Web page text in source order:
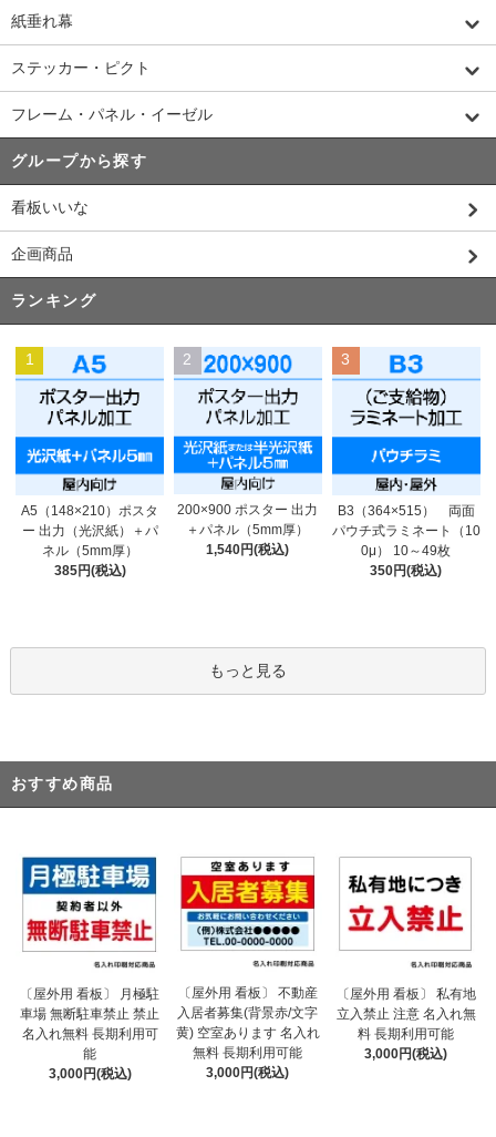
紙垂れ幕
ステッカー・ピクト
フレーム・パネル・イーゼル
グループから探す
看板いいな
企画商品
ランキング
1
A5（148×210）ポスタ
ー 出力（光沢紙）＋パ
ネル（5mm厚）
385円(税込)
2
200×900 ポスター 出力
＋パネル（5mm厚）
1,540円(税込)
3
B3（364×515） 両面
パウチ式ラミネート（10
0μ） 10～49枚
350円(税込)
もっと見る
おすすめ商品
〔屋外用 看板〕 月極駐
車場 無断駐車禁止 禁止
名入れ無料 長期利用可
能
3,000円(税込)
〔屋外用 看板〕 不動産
入居者募集(背景赤/文字
黄) 空室あります 名入れ
無料 長期利用可能
3,000円(税込)
〔屋外用 看板〕 私有地
立入禁止 注意 名入れ無
料 長期利用可能
3,000円(税込)